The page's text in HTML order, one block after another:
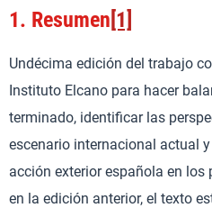
12.2 España y los Derechos
12.3 Migraciones y fronteras
Igualdad de género en la
13 Conclusiones
1. Resumen[1]
Undécima edición del trabajo
Instituto Elcano para hacer
terminado, identificar las
escenario internacional actual
acción exterior española en los
en la edición anterior, el texto